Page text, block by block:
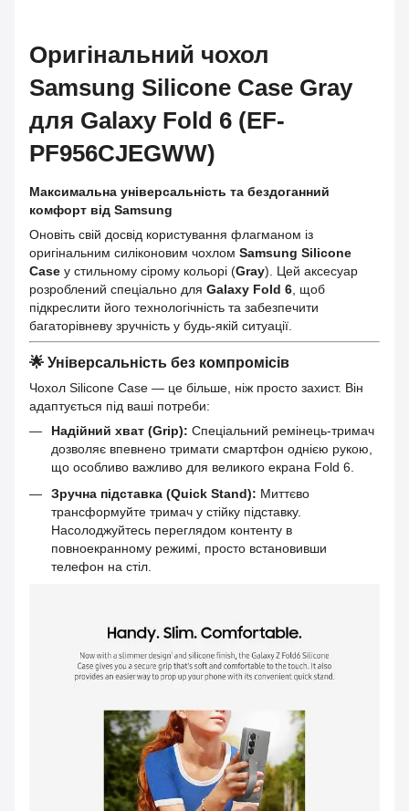
Оригінальний чохол
Samsung Silicone Case Gray
для Galaxy Fold 6 (EF-
PF956CJEGWW)
Максимальна універсальність та бездоганний
комфорт від Samsung
Оновіть свій досвід користування флагманом із
оригінальним силіконовим чохлом Samsung Silicone
Case у стильному сірому кольорі (Gray). Цей аксесуар
розроблений спеціально для Galaxy Fold 6, щоб
підкреслити його технологічність та забезпечити
багаторівневу зручність у будь-якій ситуації.
🌟 Універсальність без компромісів
Чохол Silicone Case — це більше, ніж просто захист. Він
адаптується під ваші потреби:
Надійний хват (Grip): Спеціальний ремінець-тримач
дозволяє впевнено тримати смартфон однією рукою,
що особливо важливо для великого екрана Fold 6.
Зручна підставка (Quick Stand): Миттєво
трансформуйте тримач у стійку підставку.
Насолоджуйтесь переглядом контенту в
повноекранному режимі, просто встановивши
телефон на стіл.